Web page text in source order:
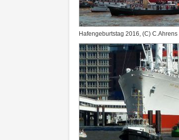
Hafengeburtstag 2016, (C) C.Ahrens